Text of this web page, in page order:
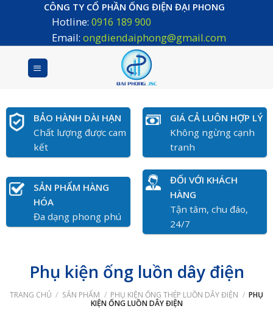
CÔNG TY CỔ PHẦN ỐNG ĐIỆN ĐẠI PHONG
Hotline: 0916 189 900
Email: ongdiendaiphong@gmail.com
BẢO HÀNH DÀI HẠN
Chất lượng được cam
kết
GIÁ CẢ LUÔN HỢP LÝ
Không ngừng cạnh
tranh
SẢN PHẨM HÀNG
HÓA
Đa dạng phong phú
ĐỐI VỚI KHÁCH
HÀNG
Tận tâm, chu đáo,
24/7
Phụ kiện ống luồn dây điện
TRANG CHỦ / SẢN PHẨM / PHỤ KIỆN ỐNG THÉP LUỒN DÂY ĐIỆN / PHỤ
KIỆN ỐNG LUỒN DÂY ĐIỆN